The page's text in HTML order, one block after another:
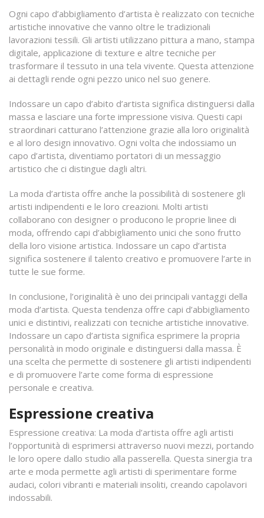
Ogni capo d’abbigliamento d’artista è realizzato con tecniche
artistiche innovative che vanno oltre le tradizionali
lavorazioni tessili. Gli artisti utilizzano pittura a mano, stampa
digitale, applicazione di texture e altre tecniche per
trasformare il tessuto in una tela vivente. Questa attenzione
ai dettagli rende ogni pezzo unico nel suo genere.
Indossare un capo d’abito d’artista significa distinguersi dalla
massa e lasciare una forte impressione visiva. Questi capi
straordinari catturano l’attenzione grazie alla loro originalità
e al loro design innovativo. Ogni volta che indossiamo un
capo d’artista, diventiamo portatori di un messaggio
artistico che ci distingue dagli altri.
La moda d’artista offre anche la possibilità di sostenere gli
artisti indipendenti e le loro creazioni. Molti artisti
collaborano con designer o producono le proprie linee di
moda, offrendo capi d’abbigliamento unici che sono frutto
della loro visione artistica. Indossare un capo d’artista
significa sostenere il talento creativo e promuovere l’arte in
tutte le sue forme.
In conclusione, l’originalità è uno dei principali vantaggi della
moda d’artista. Questa tendenza offre capi d’abbigliamento
unici e distintivi, realizzati con tecniche artistiche innovative.
Indossare un capo d’artista significa esprimere la propria
personalità in modo originale e distinguersi dalla massa. È
una scelta che permette di sostenere gli artisti indipendenti
e di promuovere l’arte come forma di espressione
personale e creativa.
Espressione creativa
Espressione creativa: La moda d’artista offre agli artisti
l’opportunità di esprimersi attraverso nuovi mezzi, portando
le loro opere dallo studio alla passerella. Questa sinergia tra
arte e moda permette agli artisti di sperimentare forme
audaci, colori vibranti e materiali insoliti, creando capolavori
indossabili.